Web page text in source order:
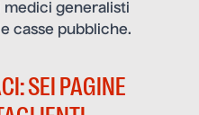
medici generalisti
casse pubbliche.
SEI PAGINE